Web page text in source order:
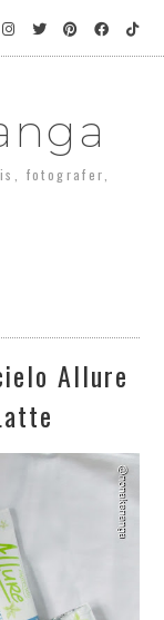
fotografer,
Allure